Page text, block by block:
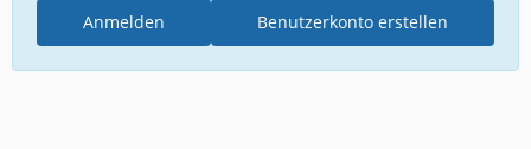
Benutzerkonto erstellen
Anmelden